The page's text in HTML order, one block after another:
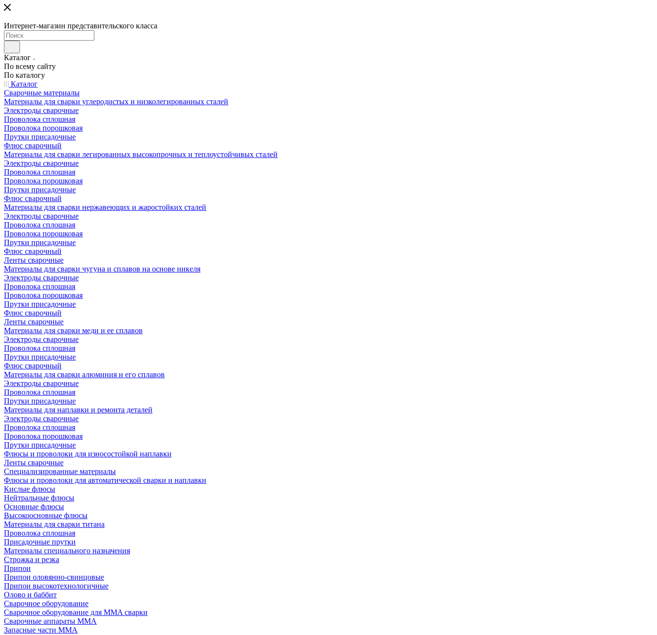
Интернет-магазин представительского класса
Каталог
По всему сайту
По каталогу
Каталог
Сварочные материалы
Материалы для сварки углеродистых и низколегированных сталей
Электроды сварочные
Проволока сплошная
Проволока порошковая
Прутки присадочные
Флюс сварочный
Материалы для сварки легированных высокопрочных и теплоустойчивых сталей
Электроды сварочные
Проволока сплошная
Проволока порошковая
Прутки присадочные
Флюс сварочный
Материалы для сварки нержавеющих и жаростойких сталей
Электроды сварочные
Проволока сплошная
Проволока порошковая
Прутки присадочные
Флюс сварочный
Ленты сварочные
Материалы для сварки чугуна и сплавов на основе никеля
Электроды сварочные
Проволока сплошная
Проволока порошковая
Прутки присадочные
Флюс сварочный
Ленты сварочные
Материалы для сварки меди и ее сплавов
Электроды сварочные
Проволока сплошная
Прутки присадочные
Флюс сварочный
Материалы для сварки алюминия и его сплавов
Электроды сварочные
Проволока сплошная
Прутки присадочные
Материалы для наплавки и ремонта деталей
Электроды сварочные
Проволока сплошная
Проволока порошковая
Прутки присадочные
Флюсы и проволоки для износостойкой наплавки
Ленты сварочные
Специализированные материалы
Флюсы и проволоки для автоматической сварки и наплавки
Кислые флюсы
Нейтральные флюсы
Основные флюсы
Высокоосновные флюсы
Материалы для сварки титана
Проволока сплошная
Присадочные прутки
Материалы специального назначения
Строжка и резка
Припои
Припои оловянно-свинцовые
Припои высокотехнологичные
Олово и баббит
Сварочное оборудование
Сварочное оборудование для MMA сварки
Сварочные аппараты MMA
Запасные части MMA